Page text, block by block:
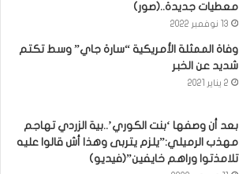
معطيات جديدة..(صور)
13 نوفمبر 2022
وفاة الممثلة الأمريكية “سارة جاي” وسط تكتم
شديد عن الخبر
2 يناير 2021
بعد أن وصفها ‘بنت الكوري’..بية الزردي تهاجم
مهذب الرميلي:”يلزم يتربى وهذا أش قالوا عليه
تلامذتوا وراهم خايفين”(فيديو)